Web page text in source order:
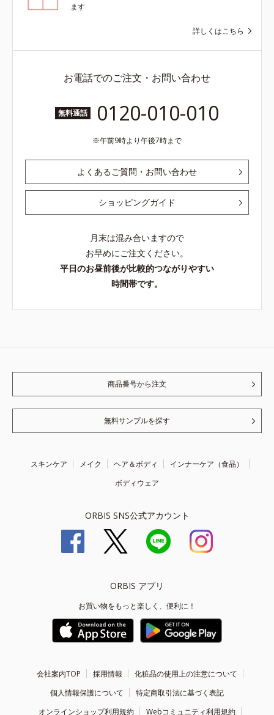
ます
詳しくはこちら
お電話でのご注文・お問い合わせ
無料通話 0120-010-010
午前9時より午後7時まで
よくあるご質問・お問い合わせ
ショッピングガイド
月末は混み合いますので
お早めにご注文ください。
平日のお昼前後が比較的つながりやすい
時間帯です。
商品番号から注文
無料サンプルを探す
スキンケア メイク ヘア＆ボディ
インナーケア（食品）
ボディウェア
ORBIS SNS公式アカウント
ORBIS アプリ
お買い物をもっと楽しく、便利に！
会社案内TOP 採用情報
化粧品の使用上の注意について
個人情報保護について
特定商取引法に基づく表記
オンラインショップ利用規約
Webコミュニティ利用規約